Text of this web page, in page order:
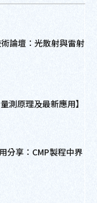
論壇：光散射與雷射
測原理及最新應用】
分享：CMP製程中界